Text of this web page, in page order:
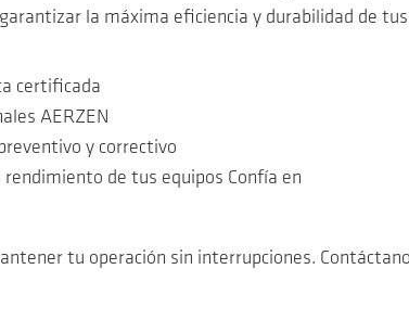
la máxima eficiencia y durabilidad de
certificada
AERZEN
y correctivo
de tus equipos Confía en
tu operación sin interrupciones.